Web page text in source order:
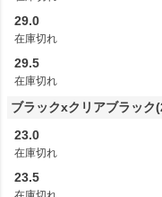
29.0
在庫切れ
29.5
在庫切れ
ブラックxクリアブラック
23.0
在庫切れ
23.5